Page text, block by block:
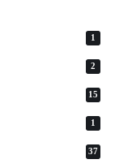
1
2
15
1
37